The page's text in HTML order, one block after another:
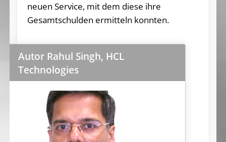
neuen Service, mit dem diese ihre
Gesamtschulden ermitteln konnten.
Autor Rahul Singh, HCL
Technologies